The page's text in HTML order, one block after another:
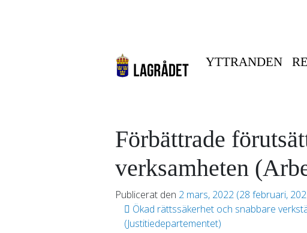
YTTRANDEN
Förbättrade
verksamheten
Publicerat den 2 mars, 2022 (28 februari,
Inläggsnavigering
Ökad rättssäkerhet och snabbare
(Justitiedepartementet)